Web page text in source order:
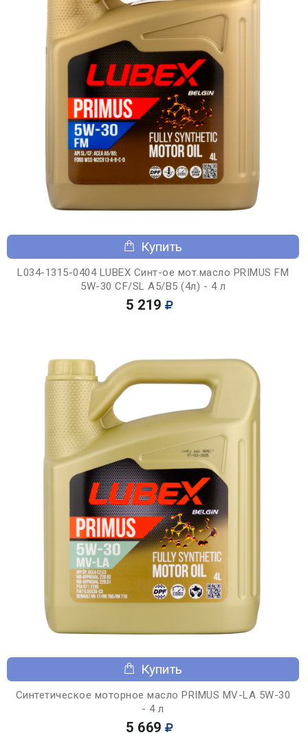
Купить
L034-1315-0404 LUBEX Синт-ое мот.масло PRIMUS FM
5W-30 CF/SL A5/B5 (4л) - 4 л
5 219
Купить
Синтетическое моторное масло PRIMUS MV-LA 5W-30
- 4 л
5 669